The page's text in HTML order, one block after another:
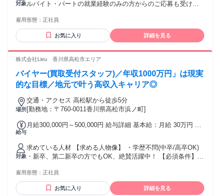
時間分を含む （時間外労働の有無に関わらず、14時間分の時
間外手当23,856円～を支給） ※14時間を越える時間外労働分
円～／月) ※給与条件は、ご経験・スキルに応じて検討いたし
ます。記載の金額をお約束するものではございません。
対象ルバイト・パートの就業経験のみの方からのご応募も受け付
は変動する場合があります。 ■学歴不問 ■未経験歓迎 <求める
人物像> ・ファッションが好きな方 ・チームワークを大切に
し、お客様に寄り添った接客をしたい方 異業種から転職して
たスタッフや、店舗でVMDやPR、リーダー等を任されている
雇用形態： 正社員
お気に入り 詳細を見る
株式会社Lieu 香川県高松市エリア
バイヤー(買取受付スタッフ)／年収1000万円」は現実
的な目標／地元で叶う高収入キャリア◎
場所
交通・アクセス 高松駅から徒歩5分
[勤務地：〒760-0011香川県高松市浜ノ町]
給与
月給300,000円～500,000円 給与詳細 基本給：月給 30万円 〜
れる通勤・皆勤・家族手当金額：なし 全員に一律で支払われ
るその他手当金額：なし 30万円～＋インセンティブ ※経験・
スキルに応じて決定いたします。 賞与：年2回
対象
求めている人材 【求める人物像】 ・学歴不問(中卒/高卒OK)
・新卒、第二新卒の方でもOK、絶賛活躍中！ 【必須条件】
検1級以上の方 ・ブランクOK ・仕事に熱心で、稼ぎたい思い
が強い方 ・コミュニケーションを取ることがお好きな方又
は、 得意とされる方 ・チャレンジ精神がある方 【活かして
雇用形態： 正社員
お気に入り 詳細を見る